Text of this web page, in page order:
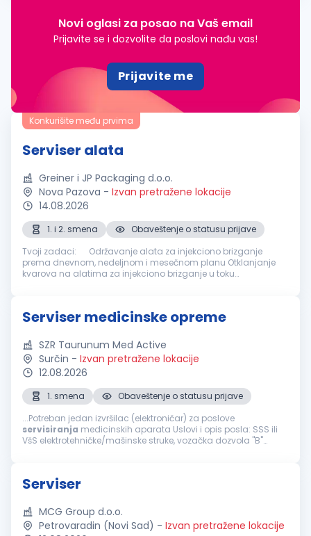
Novi oglasi za posao na Vaš email
Prijavite se i dozvolite da poslovi nađu vas!
Prijavite me
Konkurišite među prvima
Serviser alata
Greiner i JP Packaging d.o.o.
Nova Pazova - Izvan pretražene lokacije
14.08.2026
1. i 2. smena
Obaveštenje o statusu prijave
Tvoji zadaci: Održavanje alata za injekciono brizganje
prema dnevnom, nedeljnom i mesečnom planu Otklanjanje
kvarova na alatima za injekciono brizganje u toku
Serviser medicinske opreme
SZR Taurunum Med Active
Surčin - Izvan pretražene lokacije
12.08.2026
1. smena
Obaveštenje o statusu prijave
...Potreban jedan izvršilac (elektroničar) za poslove
servisiranja medicinskih aparata Uslovi i opis posla: SSS ili
VšS elektrotehničke/mašinske struke, vozačka dozvola "B"
Serviser
MCG Group d.o.o.
Petrovaradin (Novi Sad) - Izvan pretražene lokacije